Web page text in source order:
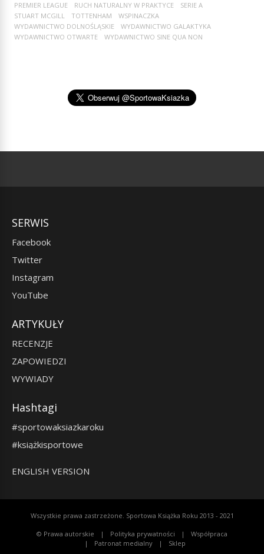
PREMIER LEAGUE
RUCH NATURALNY W PRAKTYCE
SERIE A
STUART MCGILL
TOTTENHAM
WSPINACZKA
WYDAWNICTWO DOLNOŚLĄSKIE
WYDAWNICTWO GALAKTYKA
WYDAWNICTWO OTWARTE
WYDAWNICTWO SINE QUA NON
SERWIS
Facebook
Twitter
Instagram
YouTube
ARTYKUŁY
RECENZJE
ZAPOWIEDZI
WYWIADY
Hashtagi
#sportowaksiazkaroku
#książkisportowe
ENGLISH VERSION
Wszystkie prawa zastrzeżone. Sportowa Książka Roku 2013 - 2021
© Prawa autorskie Polityka prywatności
Współpraca
Patronat medialny
Sklep